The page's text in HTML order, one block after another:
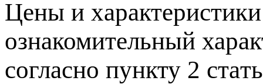
Цeны и
ознакомительный
согласно пункту 2